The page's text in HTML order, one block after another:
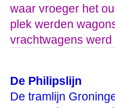
waar vroeger het
plek werden
vrachtwagens
De Philipslijn
De tramlijn